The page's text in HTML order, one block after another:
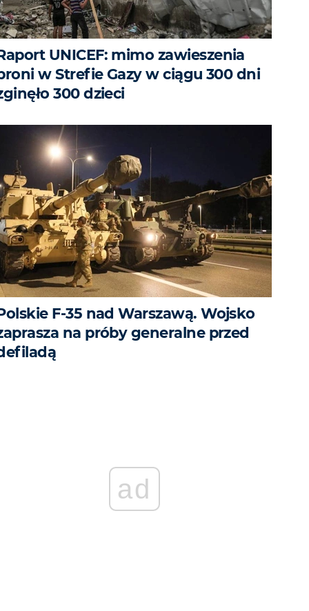
UNICEF: mimo zawieszenia
w Strefie Gazy w ciągu 300 dni
300 dzieci
F-35 nad Warszawą. Wojsko
na próby generalne przed
ad